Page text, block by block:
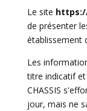
Le site
de présenter
établissement
Les
titre indicatif et
CHASSIS
jour, mais ne